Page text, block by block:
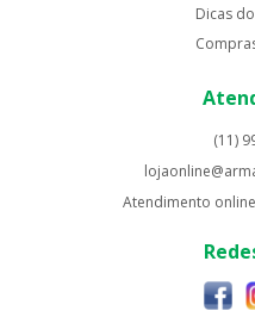
Dicas
(11)
Atendimento